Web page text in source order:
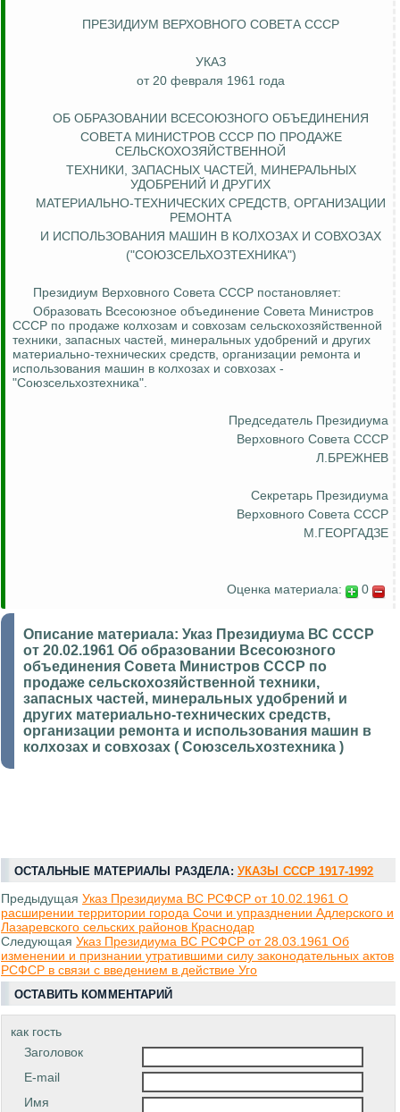
ПРЕЗИДИУМ ВЕРХОВНОГО СОВЕТА СССР
УКАЗ
от 20 февраля 1961 года
ОБ ОБРАЗОВАНИИ ВСЕСОЮЗНОГО ОБЪЕДИНЕНИЯ
СОВЕТА МИНИСТРОВ СССР ПО ПРОДАЖЕ
СЕЛЬСКОХОЗЯЙСТВЕННОЙ
ТЕХНИКИ, ЗАПАСНЫХ ЧАСТЕЙ, МИНЕРАЛЬНЫХ
УДОБРЕНИЙ И ДРУГИХ
МАТЕРИАЛЬНО-ТЕХНИЧЕСКИХ СРЕДСТВ, ОРГАНИЗАЦИИ
РЕМОНТА
И ИСПОЛЬЗОВАНИЯ МАШИН В КОЛХОЗАХ И СОВХОЗАХ
("СОЮЗСЕЛЬХОЗТЕХНИКА")
Президиум Верховного Совета СССР постановляет:
Образовать Всесоюзное объединение Совета Министров
СССР по продаже колхозам и совхозам сельскохозяйственной
техники, запасных частей, минеральных удобрений и других
материально-технических средств, организации ремонта и
использования машин в колхозах и совхозах -
"Союзсельхозтехника".
Председатель Президиума
Верховного Совета СССР
Л.БРЕЖНЕВ
Секретарь Президиума
Верховного Совета СССР
М.ГЕОРГАДЗЕ
Оценка материала: 0
Описание материала: Указ Президиума ВС СССР
от 20.02.1961 Об образовании Всесоюзного
объединения Совета Министров СССР по
продаже сельскохозяйственной техники,
запасных частей, минеральных удобрений и
других материально-технических средств,
организации ремонта и использования машин в
колхозах и совхозах ( Союзсельхозтехника )
ОСТАЛЬНЫЕ МАТЕРИАЛЫ РАЗДЕЛА: УКАЗЫ СССР 1917-1992
Предыдущая Указ Президиума ВС РСФСР от 10.02.1961 О
расширении территории города Сочи и упразднении Адлерского и
Лазаревского сельских районов Краснодар
Следующая Указ Президиума ВС РСФСР от 28.03.1961 Об
изменении и признании утратившими силу законодательных актов
РСФСР в связи с введением в действие Уго
ОСТАВИТЬ КОММЕНТАРИЙ
как гость
Заголовок
E-mail
Имя